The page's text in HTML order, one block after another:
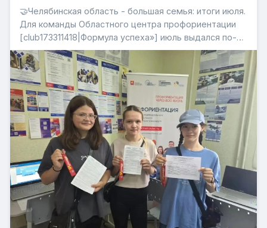
🤝Челябинская область - большая семья: итоги июля.
Для команды Областного центра профориентации
[club173311418|Формула успеха»] июль выдался по-
настоящему мобильным и насыщенным. Четыре
города области — Юрюзань, Трехгорный, Чебаркуль
и Пласт — гостеприимно открыли свои двери для
наших специалист